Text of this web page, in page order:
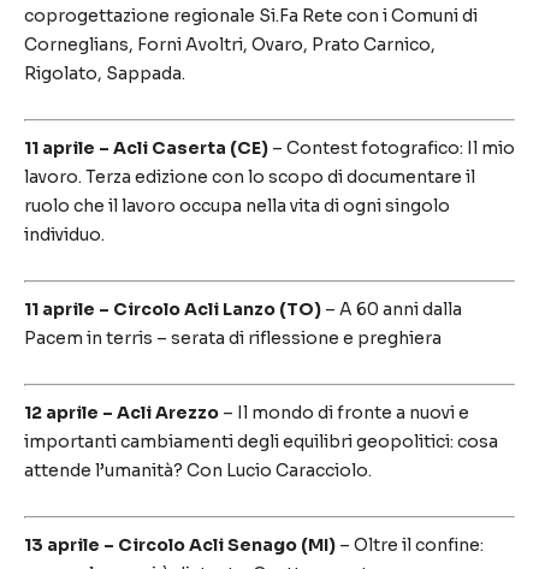
coprogettazione regionale Si.Fa Rete con i Comuni di
Corneglians, Forni Avoltri, Ovaro, Prato Carnico,
Rigolato, Sappada.
11 aprile – Acli Caserta (CE) – Contest fotografico: Il mio
lavoro. Terza edizione con lo scopo di documentare il
ruolo che il lavoro occupa nella vita di ogni singolo
individuo.
11 aprile – Circolo Acli Lanzo (TO) – A 60 anni dalla
Pacem in terris – serata di riflessione e preghiera
12 aprile – Acli Arezzo – Il mondo di fronte a nuovi e
importanti cambiamenti degli equilibri geopolitici: cosa
attende l’umanità? Con Lucio Caracciolo.
13 aprile – Circolo Acli Senago (MI) – Oltre il confine: